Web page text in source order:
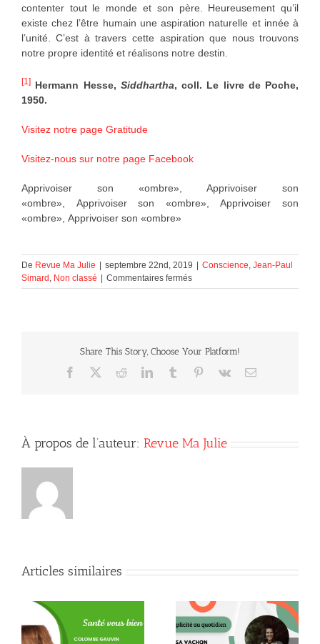
contenter tout le monde et son père. Heureusement qu’il
existe chez l’être humain une aspiration naturelle et innée à
l’unité. C’est à travers cette aspiration que nous trouvons
notre propre identité et réalisons notre destin.
[1] Hermann Hesse, Siddhartha, coll. Le livre de Poche,
1950.
Visitez notre page Gratitude
Visitez-nous sur notre page Facebook
Apprivoiser son «ombre», Apprivoiser son
«ombre», Apprivoiser son «ombre», Apprivoiser son
«ombre», Apprivoiser son «ombre»
De Revue Ma Julie | septembre 22nd, 2019 | Conscience Jean-Paul
Simard Non classé | Commentaires ferméssur
Apprivoiser
Share This Story, Choose Your Platform!
Facebook RedditLinkedInTumblr Pinterest
Vk Courriel
À propos de l’auteur: Revue Ma Julie
Articles similaires